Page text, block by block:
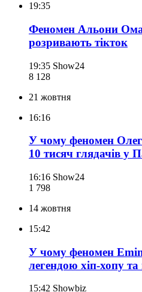
19:35
Феномен Альони
розривають тікток
19:35 Show24
8 128
21 жовтня
16:16
У чому феномен
10 тисяч глядачів у
16:16 Show24
1 798
14 жовтня
15:42
У чому феномен
легендою хіп-хопу
15:42 Showbiz